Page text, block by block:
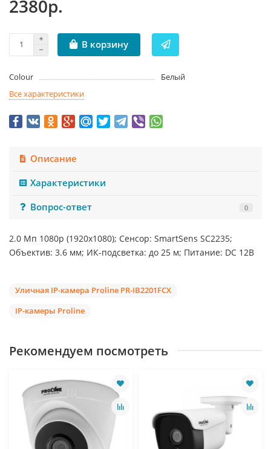
2380р.
В корзину
Colour
Белый
Все характеристики
Описание
Характеристики
Вопрос-ответ
0
2.0 Mп 1080p (1920х1080); Сенсор: SmartSens SC2235;
Объектив: 3.6 мм; ИК-подсветка: до 25 м; Питание: DC 12В
Уличная IP-камера Proline PR-IB2201FCX
IP-камеры Proline
Рекомендуем посмотреть